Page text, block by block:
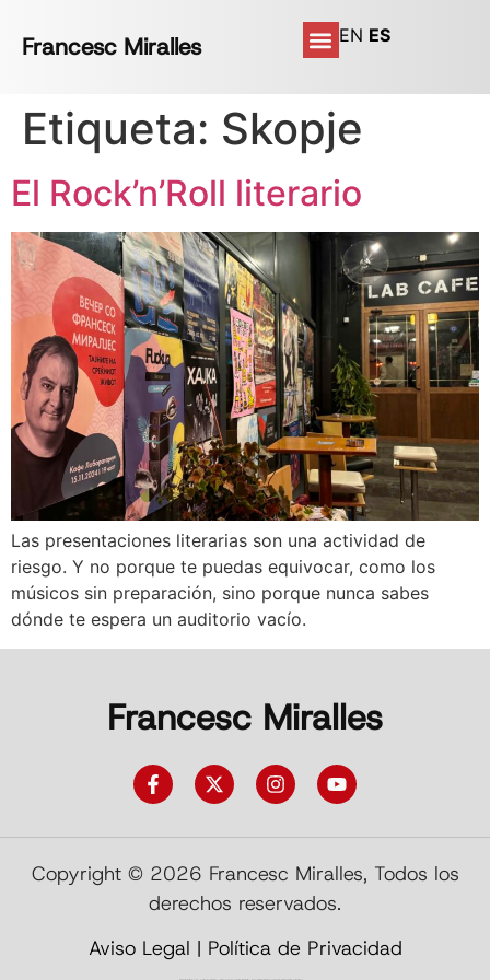
Francesc Miralles EN ES
Etiqueta: Skopje
El Rock’n’Roll literario
Las presentaciones literarias son una actividad de
riesgo. Y no porque te puedas equivocar, como los
músicos sin preparación, sino porque nunca sabes
dónde te espera un auditorio vacío.
Francesc Miralles
Copyright © 2026 Francesc Miralles, Todos los
derechos reservados.
Aviso Legal | Política de Privacidad